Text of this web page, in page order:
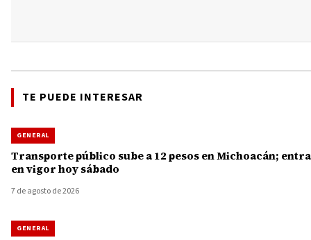
TE PUEDE INTERESAR
GENERAL
Transporte público sube a 12 pesos en Michoacán; entra
en vigor hoy sábado
7 de agosto de 2026
GENERAL